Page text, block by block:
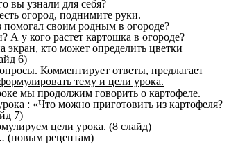
вы узнали для себя?
огород, поднимите руки.
помогал своим родным в огороде?
А у кого растет картошка в огороде?
экран, кто может определить цветки
6)
Комментирует ответы, предлагает
тему и цели урока.
мы продолжим говорить о картофеле.
: «Что можно приготовить из картофеля?
7)
цели урока. (8 слайд)
(новым рецептам)